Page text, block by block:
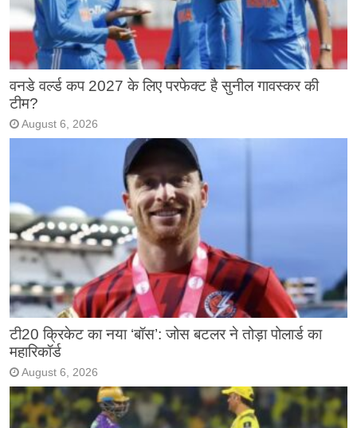
वनडे वर्ल्ड कप 2027 के लिए परफेक्ट है सुनील गावस्कर की
टीम?
August 6, 2026
टी20 क्रिकेट का नया ‘बॉस’: जोस बटलर ने तोड़ा पोलार्ड का
महारिकॉर्ड
August 6, 2026